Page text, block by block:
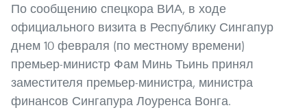
По сообщению спецкора ВИА, в ходе
официального визита в Республику Сингапур
днем 10 февраля (по местному времени)
премьер-министр Фам Минь Тьинь принял
заместителя премьер-министра, министра
финансов Сингапура Лоуренса Вонга.